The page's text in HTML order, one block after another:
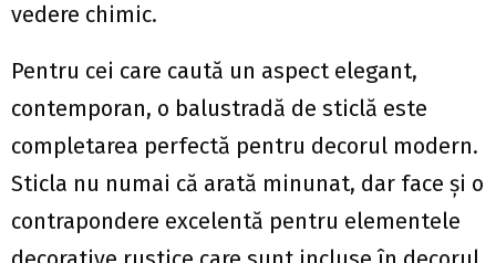
vedere chimic.
Pentru cei care caută un aspect elegant,
contemporan, o balustradă de sticlă este
completarea perfectă pentru decorul modern.
Sticla nu numai că arată minunat, dar face și o
contrapondere excelentă pentru elementele